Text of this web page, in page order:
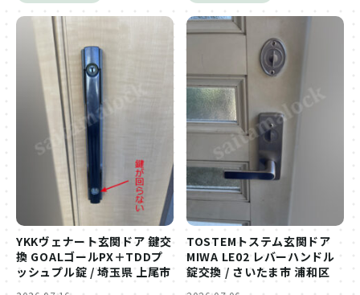
YKKヴェナート玄関ドア 鍵交
換 GOALゴールPX＋TDDプ
ッシュプル錠 / 埼玉県 上尾市
TOSTEMトステム玄関ドア
MIWA LE02 レバーハンドル
錠交換 / さいたま市 浦和区